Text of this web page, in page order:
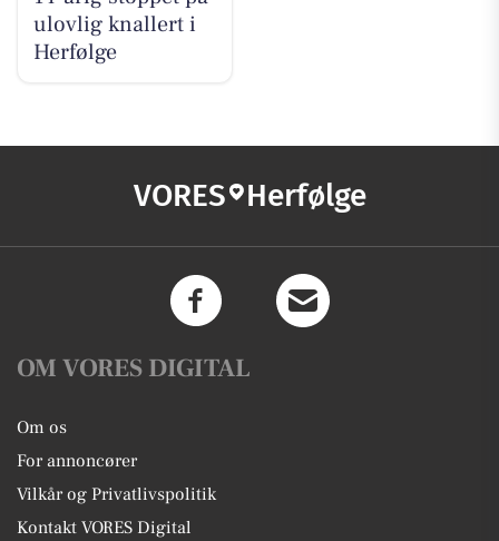
ulovlig knallert i
Herfølge
VORES Herfølge
OM VORES DIGITAL
Om os
For annoncører
Vilkår og Privatlivspolitik
Kontakt VORES Digital